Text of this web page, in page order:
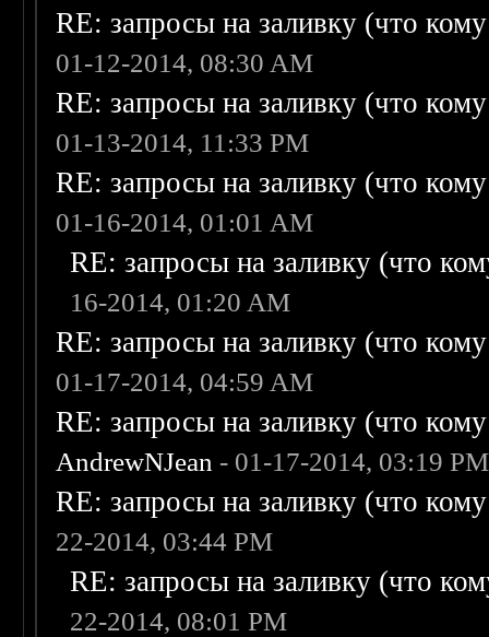
RE: запросы на заливку (что
01-12-2014, 08:30 AM
RE: запросы на заливку (что
01-13-2014, 11:33 PM
RE: запросы на заливку (что
01-16-2014, 01:01 AM
RE: запросы на заливку (что
16-2014, 01:20 AM
RE: запросы на заливку (что
01-17-2014, 04:59 AM
RE: запросы на заливку (что
AndrewNJean - 01-17-2014, 03:19 PM
RE: запросы на заливку (что
22-2014, 03:44 PM
RE: запросы на заливку (что
22-2014, 08:01 PM